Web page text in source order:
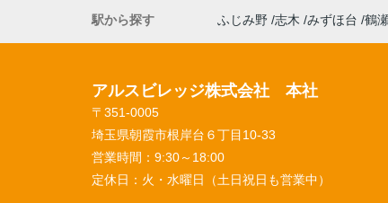
駅から探す
ふじみ野 志木 みずほ台 鶴
アルスビレッジ株式会社 本社
〒351-0005
埼玉県朝霞市根岸台６丁目10-33
営業時間： 9:30～18:00
定休日： 火・水曜日（土日祝日も営業中）